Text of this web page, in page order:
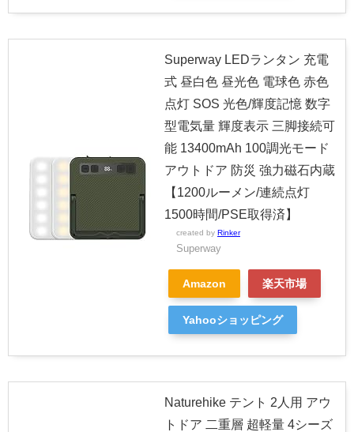
Superway LEDランタン 充電
式 昼白色 昼光色 電球色 赤色
点灯 SOS 光色/輝度記憶 数字
型電気量 輝度表示 三脚接続可
能 13400mAh 100調光モード
アウトドア 防災 強力磁石内蔵
【1200ルーメン/連続点灯
1500時間/PSE取得済】
created by Rinker
Superway
Amazon 楽天市場
Yahooショッピング
Naturehike テント 2人用 アウ
トドア 二重層 超軽量 4シーズ